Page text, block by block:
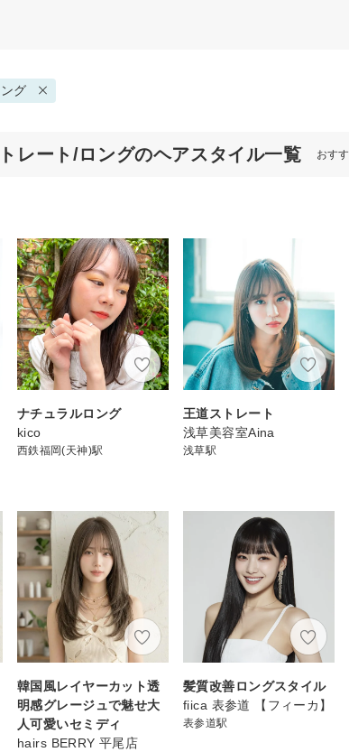
グ
レート/ロングのヘアスタイル一覧 おす
ナチュラルロング
kico
西鉄福岡(天神)駅
王道ストレート
浅草美容室Aina
浅草駅
韓国風レイヤーカット透
明感グレージュで魅せ大
人可愛いセミディ
hairs BERRY 平尾店
髪質改善ロングスタイル
fiica 表参道 【フィーカ】
表参道駅